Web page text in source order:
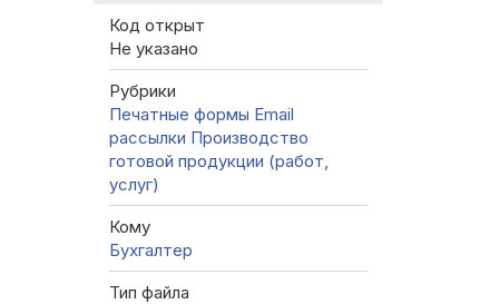
Код открыт
Не указано
Рубрики
Печатные формы Email
рассылки Производство
готовой продукции (работ,
услуг)
Кому
Бухгалтер
Тип файла